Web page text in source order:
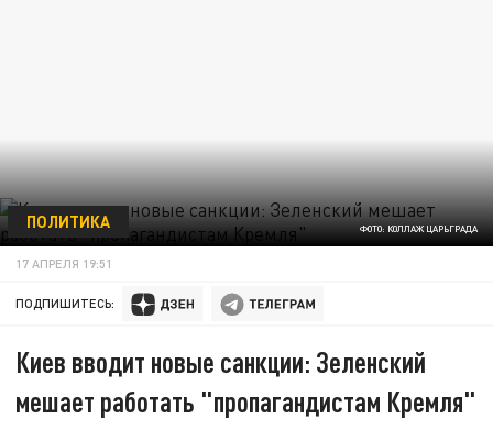
ФОТО: КОЛЛАЖ ЦАРЬГРАДА
ПОЛИТИКА
17 АПРЕЛЯ 19:51
ПОДПИШИТЕСЬ:
Киев вводит новые санкции: Зеленский
мешает работать "пропагандистам Кремля"